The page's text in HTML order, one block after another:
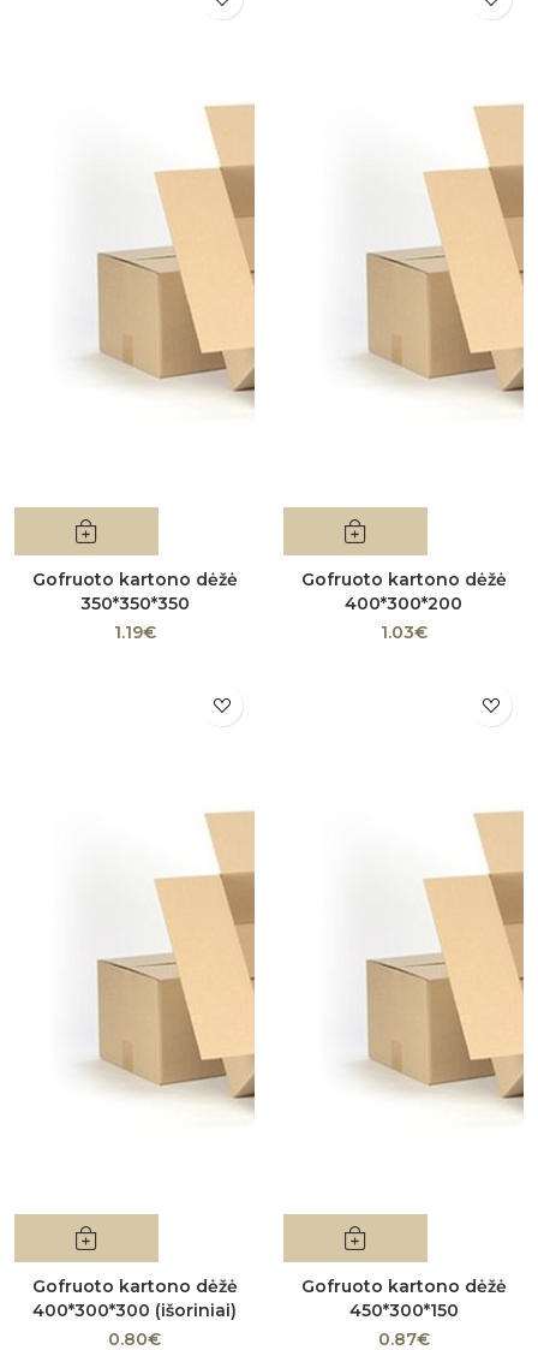
Gofruoto kartono dėžė
350*350*350
1.19€
Gofruoto kartono dėžė
400*300*200
1.03€
Gofruoto kartono dėžė
400*300*300 (išoriniai)
0.80€
Gofruoto kartono dėžė
450*300*150
0.87€